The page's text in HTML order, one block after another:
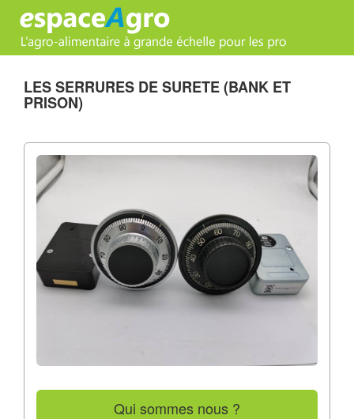
LES SERRURES DE SURETE (BANK ET
PRISON)
Qui sommes nous ?